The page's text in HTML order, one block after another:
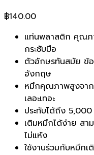
฿140.00
แท่นพลาสติก คุณภ
กระชับมือ
ตัวอักษรทันสมัย ข้อ
อังกฤษ
หมึกคุณภาพสูงจาก
เลอะเทอะ
ประทับได้ถึง
เติมหมึกได้ง่าย สา
ไม่แห้ง
ใช้งานร่วมกับหมึก